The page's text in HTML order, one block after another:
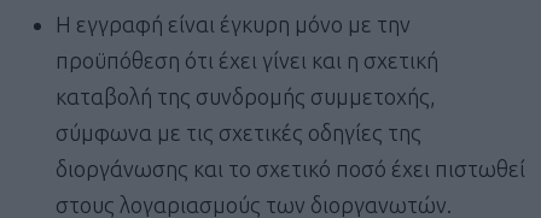
Η εγγραφή είναι έγκυρη μόνο με την
προϋπόθεση ότι έχει γίνει και η σχετική
καταβολή της συνδρομής συμμετοχής,
σύμφωνα με τις σχετικές οδηγίες της
διοργάνωσης και το σχετικό ποσό έχει πιστωθεί
στους λογαριασμούς των διοργανωτών.